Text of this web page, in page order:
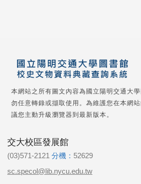
本網站之所有圖文內容為國立陽明交通大
勿任意轉錄或擷取使用。為維護您在本網
議您主動升級瀏覽器到最新版本。
交大校區發展館
(03)571-2121 分機： 52629
sc.specol@lib.nycu.edu.tw